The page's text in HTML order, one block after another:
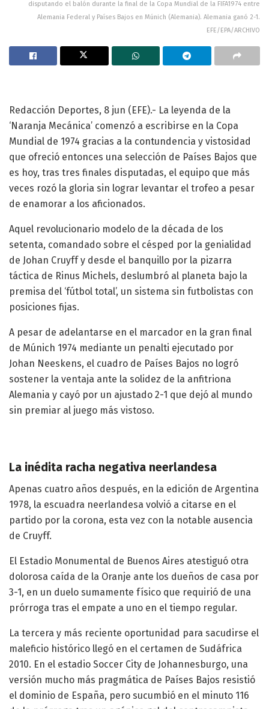
disputando el balón durante la final de la Copa Mundial de la FIFA1974 entre
Alemania Federal y Países Bajos en Múnich (Alemania). Alemania ganó 2-1.
EFE/EPA/ARCHIVO
Redacción Deportes, 8 jun (EFE).- La leyenda de la
‘Naranja Mecánica’ comenzó a escribirse en la Copa
Mundial de 1974 gracias a la contundencia y vistosidad
que ofreció entonces una selección de Países Bajos que
es hoy, tras tres finales disputadas, el equipo que más
veces rozó la gloria sin lograr levantar el trofeo a pesar
de enamorar a los aficionados.
Aquel revolucionario modelo de la década de los
setenta, comandado sobre el césped por la genialidad
de Johan Cruyff y desde el banquillo por la pizarra
táctica de Rinus Michels, deslumbró al planeta bajo la
premisa del ‘fútbol total’, un sistema sin futbolistas con
posiciones fijas.
A pesar de adelantarse en el marcador en la gran final
de Múnich 1974 mediante un penalti ejecutado por
Johan Neeskens, el cuadro de Países Bajos no logró
sostener la ventaja ante la solidez de la anfitriona
Alemania y cayó por un ajustado 2-1 que dejó al mundo
sin premiar al juego más vistoso.
La inédita racha negativa neerlandesa
Apenas cuatro años después, en la edición de Argentina
1978, la escuadra neerlandesa volvió a citarse en el
partido por la corona, esta vez con la notable ausencia
de Cruyff.
El Estadio Monumental de Buenos Aires atestiguó otra
dolorosa caída de la Oranje ante los dueños de casa por
3-1, en un duelo sumamente físico que requirió de una
prórroga tras el empate a uno en el tiempo regular.
La tercera y más reciente oportunidad para sacudirse el
maleficio histórico llegó en el certamen de Sudáfrica
2010. En el estadio Soccer City de Johannesburgo, una
versión mucho más pragmática de Países Bajos resistió
el dominio de España, pero sucumbió en el minuto 116